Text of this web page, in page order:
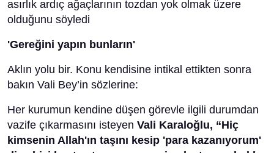
asırlık ardıç ağaçlarının tozdan yok olmak üzere
olduğunu söyledi
'Gereğini yapın bunların'
Aklın yolu bir. Konu kendisine intikal ettikten sonra
bakın Vali Bey’in sözlerine:
Her kurumun kendine düşen görevle ilgili durumdan
vazife çıkarmasını isteyen Vali Karaloğlu, “Hiç
kimsenin Allah'ın taşını kesip 'para kazanıyorum'